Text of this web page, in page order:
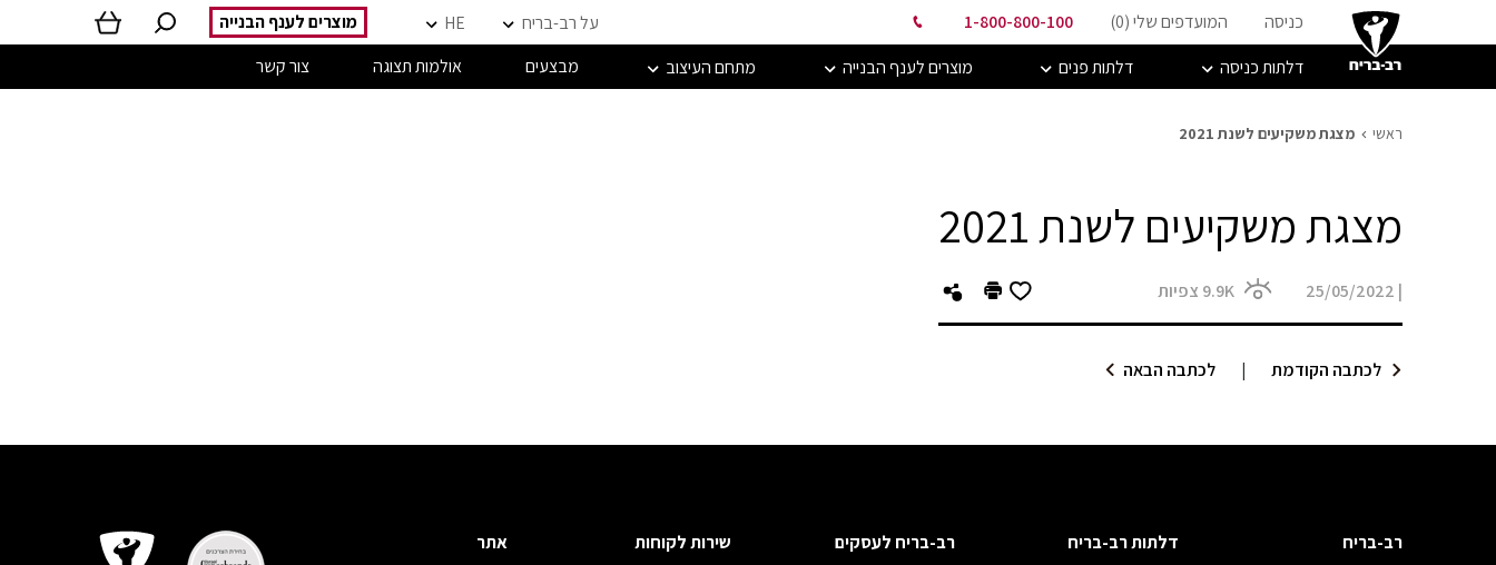
כניסה המועדפים שלי (0
)
1-800-800-100 על רב-בריח HE
מוצרים לענף הבנייה
דלתות כניסה
דלתות פנים מוצרים לענף הבנייה מתחם העיצוב מבצעים אולמות תצוגה צור קשר
ראשי מצגת משקיעים לשנת 2021
מצגת משקיעים לשנת 2021
|
25/05/2022
9.9K צפיות
לכתבה הקודמת | לכתבה הבאה
רב-בריח
דלתות רב-בריח
רב-בריח לעסקים
שירות לקוחות
אתר